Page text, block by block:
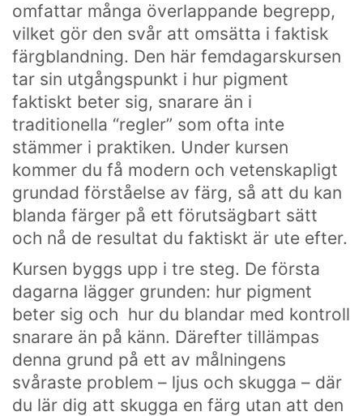
omfattar många överlappande begrepp,
vilket gör den svår att omsätta i faktisk
färgblandning. Den här femdagarskursen
tar sin utgångspunkt i hur pigment
faktiskt beter sig, snarare än i
traditionella “regler” som ofta inte
stämmer i praktiken. Under kursen
kommer du få modern och vetenskapligt
grundad förståelse av färg, så att du kan
blanda färger på ett förutsägbart sätt
och nå de resultat du faktiskt är ute efter.
Kursen byggs upp i tre steg. De första
dagarna lägger grunden: hur pigment
beter sig och hur du blandar med kontroll
snarare än på känn. Därefter tillämpas
denna grund på ett av målningens
svåraste problem – ljus och skugga – där
du lär dig att skugga en färg utan att den